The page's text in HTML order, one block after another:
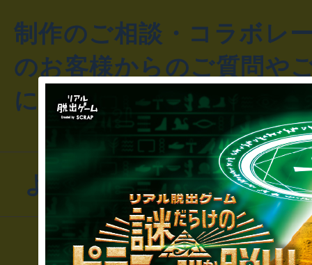
制作のご相談・コラボレ
のお客様からのご質問や
にお問い合わせください
よくあるお問い合わせ